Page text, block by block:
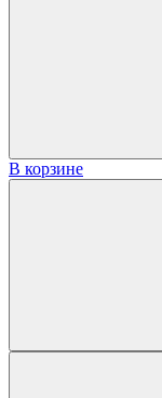
В корзине